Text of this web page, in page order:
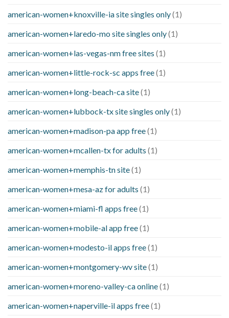
american-women+knoxville-ia site singles only(1)
american-women+laredo-mo site singles only(1)
american-women+las-vegas-nm free sites (1)
american-women+little-rock-sc apps free(1)
american-women+long-beach-ca site(1)
american-women+lubbock-tx site singles only(1)
american-women+madison-pa app free(1)
american-women+mcallen-tx for adults (1)
american-women+memphis-tn site(1)
american-women+mesa-az for adults (1)
american-women+miami-fl apps free(1)
american-women+mobile-al app free(1)
american-women+modesto-il apps free(1)
american-women+montgomery-wv site(1)
american-women+moreno-valley-ca online(1)
american-women+naperville-il apps free(1)